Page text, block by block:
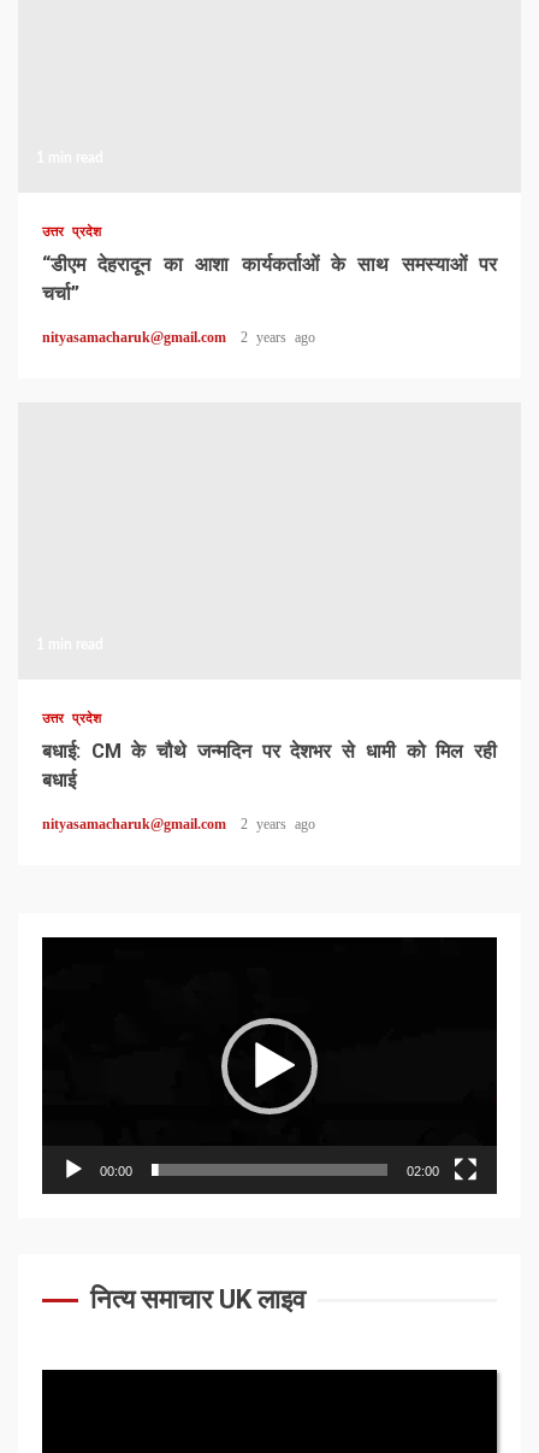
उत्तर प्रदेश
“डीएम देहरादून का आशा कार्यकर्ताओं के साथ समस्याओं पर
चर्चा”
nityasamacharuk@gmail.com 2 years ago
उत्तर प्रदेश
बधाई: CM के चौथे जन्मदिन पर देशभर से धामी को मिल रही
बधाई
nityasamacharuk@gmail.com 2 years ago
00:00 02:00
नित्य समाचार UK लाइव